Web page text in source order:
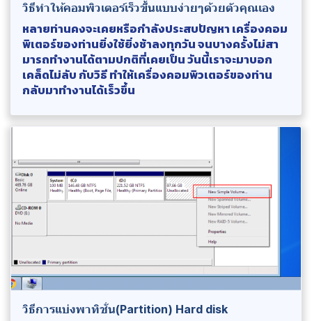
วิธีทําให้คอมพิวเตอร์เร็วขึ้นแบบง่ายๆด้วยตัวคุณเอง
หลายท่านคงจะเคยหรือกําลังประสบปัญหา เครื่องคอม
พิเตอร์ของท่านยิ่งใช้ยิ่งช้าลงทุกวัน จนบางครั้งไม่สา
มารถทํางานได้ตามปกติที่เคยเป็น วันนี้เราจะมาบอก
เคล็ดไม่ลับ กับวิธี ทําให้เครื่องคอมพิวเตอร์ของท่าน
กลับมาทํางานได้เร็วขึ้น
วิธีการแบ่งพาทิชั่น(Partition) Hard disk